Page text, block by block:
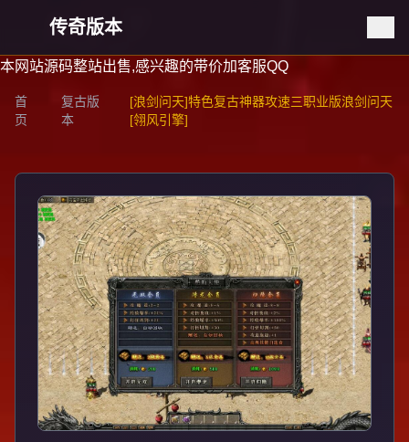
传奇版本
本网站源码整站出售,感兴趣的带价加客服QQ
首
页
复古版
本
[浪剑问天]特色复古神器攻速三职业版浪剑问天
[翎风引擎]